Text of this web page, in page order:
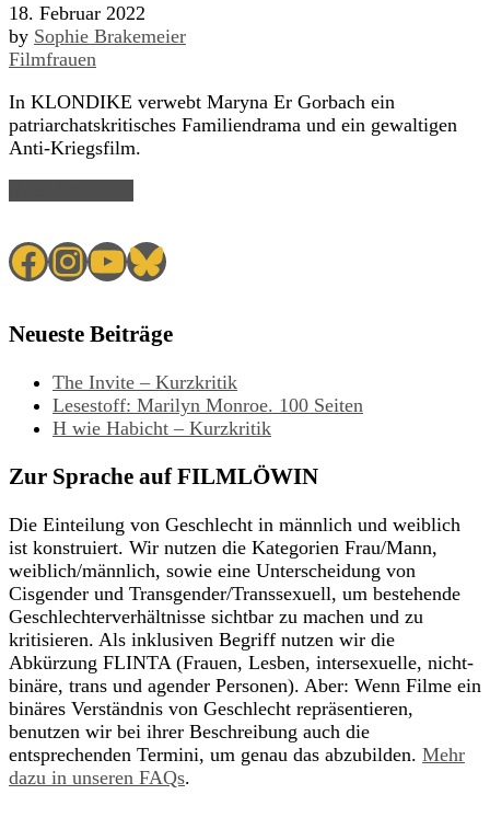
18. Februar 2022
by Sophie Brakemeier
Filmfrauen
In KLONDIKE verwebt Maryna Er Gorbach ein
patriarchatskritisches Familiendrama und ein gewaltigen
Anti-Kriegsfilm.
Facebook
Instagram
YouTube
Bluesky
Neueste Beiträge
The Invite – Kurzkritik
Lesestoff: Marilyn Monroe. 100 Seiten
H wie Habicht – Kurzkritik
Zur Sprache auf FILMLÖWIN
Die Einteilung von Geschlecht in männlich und weiblich
ist konstruiert. Wir nutzen die Kategorien Frau/Mann,
weiblich/männlich, sowie eine Unterscheidung von
Cisgender und Transgender/Transsexuell, um bestehende
Geschlechterverhältnisse sichtbar zu machen und zu
kritisieren. Als inklusiven Begriff nutzen wir die
Abkürzung FLINTA (Frauen, Lesben, intersexuelle, nicht-
binäre, trans und agender Personen). Aber: Wenn Filme ein
binäres Verständnis von Geschlecht repräsentieren,
benutzen wir bei ihrer Beschreibung auch die
entsprechenden Termini, um genau das abzubilden. Mehr
dazu in unseren FAQs.